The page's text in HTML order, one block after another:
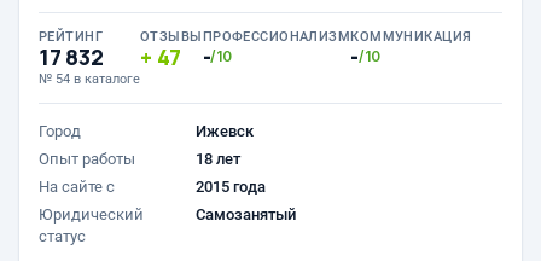
РЕЙТИНГ
17 832
№ 54 в каталоге
ОТЗЫВЫ
47
ПРОФЕССИОНАЛИЗМ
-/10
КОММУНИКАЦИЯ
-/10
Город
Ижевск
Опыт работы
18 лет
На сайте с
2015 года
Юридический
статус
Самозанятый